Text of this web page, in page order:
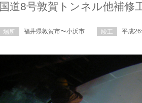
国道8号敦賀トンネル他補修
場所 福井県敦賀市〜小浜市 竣工 平成26